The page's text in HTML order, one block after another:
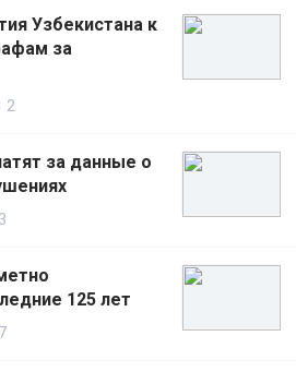
Узбекистана к
за
2
за данные о
3
125 лет
7